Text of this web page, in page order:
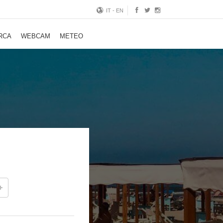
IT - EN
WEBCAM METEO